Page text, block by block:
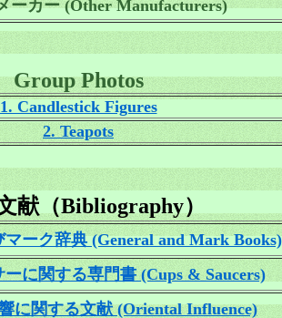
ーカー (Other Manufacturers)
Group Photos
1. Candlestick Figures
2. Teapots
献（Bibliography）
ーク辞典 (General and Mark Books)
に関する専門書 (Cups & Saucers)
に関する文献 (Oriental Influence)